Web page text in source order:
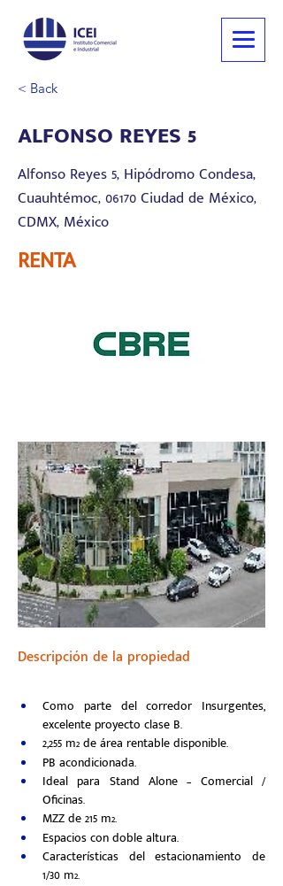
< Back
ALFONSO REYES 5
Alfonso Reyes 5, Hipódromo Condesa,
Cuauhtémoc, 06170 Ciudad de México,
CDMX, México
RENTA
Descripción de la propiedad
Como parte del corredor Insurgentes,
excelente proyecto clase B.
2,255 m2 de área rentable disponible.
PB acondicionada.
Ideal para Stand Alone – Comercial /
Oficinas.
MZZ de 215 m2.
Espacios con doble altura.
Características del estacionamiento de
1/30 m2.